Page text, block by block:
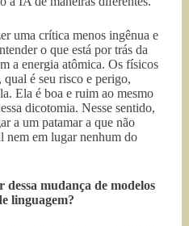
uma crítica menos ingênua e
o que está por trás da
a energia atômica. Os físicos
qual é seu risco e perigo,
Ela é boa e ruim ao mesmo
dicotomia. Nesse sentido,
a um patamar a que não
nem em lugar nenhum do
dessa mudança de modelos
linguagem?